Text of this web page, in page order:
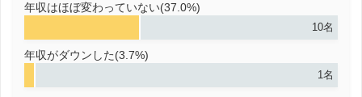
年収はほぼ変わっていない(37.0%)
10名
年収がダウンした(3.7%)
1名